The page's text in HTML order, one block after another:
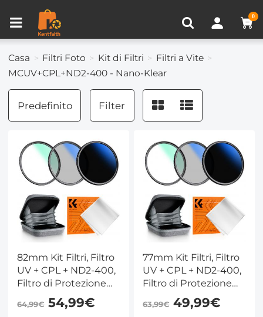
0
Casa Filtri Foto Kit di Filtri
Filtri a Vite
MCUV+CPL+ND2-400 - Nano-Klear
Predefinito Filter
82mm Kit Filtri, Filtro
UV + CPL + ND2-400,
Filtro di Protezione
MCUV + Polarizzatore
+ Densità Neutra
64,99€54,99€
77mm Kit Filtri, Filtro
UV + CPL + ND2-400,
Filtro di Protezione
MCUV + Polarizzatore
+ Densità Neutra
63,99€49,99€